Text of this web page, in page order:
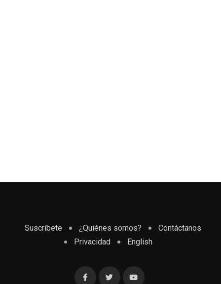
Suscríbete ¿Quiénes somos?
Contáctanos
Privacidad
English